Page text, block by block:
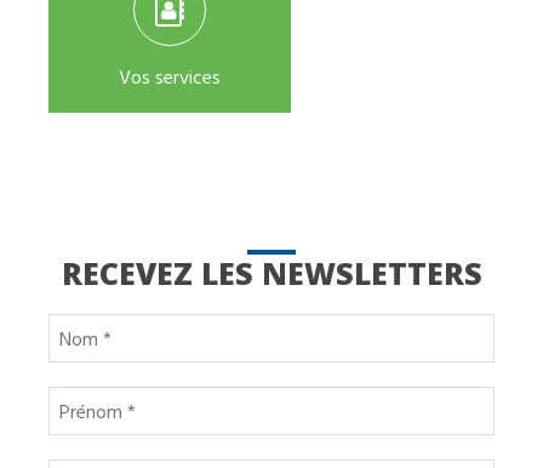
Vos services
RECEVEZ LES NEWSLETTERS